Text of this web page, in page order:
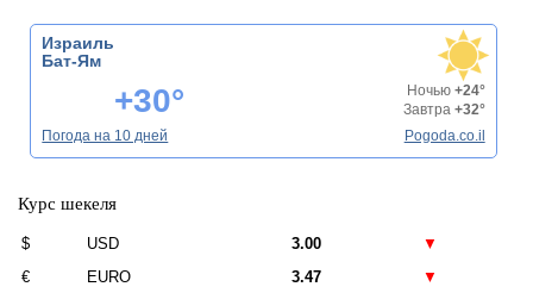
Израиль
Бат-Ям
+30° Ночью +24°
Завтра +32°
Погода на 10 дней
Pogoda.co.il
Курс шекеля
$ USD 3.00
▼
€
EURO 3.47 ▼